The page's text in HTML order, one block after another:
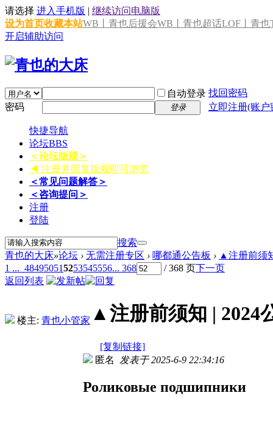
请选择 进入手机版 | 继续访问电脑版
设为首页收藏本站WB丨青也后援会WB丨青也超话LOF丨青也
开启辅助访问
自动登录 找回密码
密码
登录 立即注册(账
快捷导航
论坛BBS
＜论坛版规＞
◀ 注册并回复版规即可浏览
＜常见问题解答＞
＜咨询提问＞
注册
登陆
搜索
青也的大床»论坛 › 无需注册专区 › 哪都通公告板 › ▲注册前须
1 ... 484950515253545556... 368 / 368 页下一页
返回列表
楼主: 青也小管家 ▲注册前须知 | 2024
[复制链接]
匿名 发表于 2025-6-9 22:34:16
Роликовые подшипники